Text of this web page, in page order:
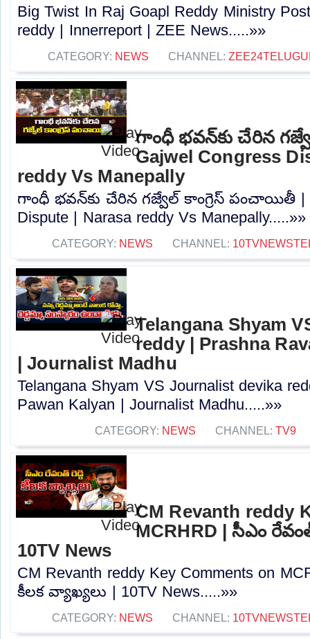
Big Twist In Raj Goapl Reddy Ministry
reddy | Innerreport | ZEE News.....»»
CATEGORY: NEWS CHANNEL:
గాంధీ భవన్⁬కు చేరిన
Gajwel Congress
reddy Vs Manepally
గాంధీ భవన్⁬కు చేరిన గజ్వేల్ కాంగ్రెస్ పంచాయితీ |
Dispute | Narasa reddy Vs Manepally.....»»
CATEGORY: NEWS CHANNEL:
Telangana Shyam
reddy | Prashna
| Journalist Madhu
Telangana Shyam VS Journalist devika
Pawan Kalyan | Journalist Madhu.....»»
CATEGORY: NEWS CHANNEL: TV9
CM Revanth reddy
MCRHRD | సీఎం
10TV News
CM Revanth reddy Key Comments on
కీలక వ్యాఖ్యలు | 10TV News.....»»
CATEGORY: NEWS CHANNEL: